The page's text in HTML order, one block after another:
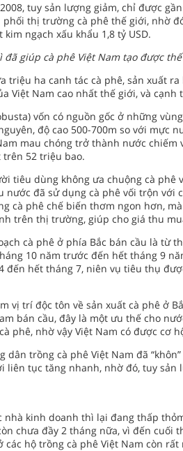
tuy sản lượng giảm, chỉ được
phối thị trường cà phê thế giới, nhờ
kim ngạch xấu khẩu 1,8 tỷ USD.
đã giúp cà phê Việt Nam tạo được
triệu ha canh tác cà phê, sản xuất
Việt Nam cao nhất thế giới, và
vốn có nguồn gốc ở những
độ cao 500-700m so với mực
mau chóng trở thành nước
trên 52 triệu bao.
tiêu dùng không ưa chuộng cà
nước đã sử dụng cà phê vối trộn với
cà phê chế biến thơm ngon hơn,
trên thị trường, giúp cho giá thu
cà phê ở phía Bắc bán cầu là từ
10 năm trước đến hết tháng 9
đến hết tháng 7, niên vụ tiêu thụ
vị trí độc tôn về sản xuất cà phê ở
bán cầu, đây là một ưu thế cho
phê, nhờ vậy Việt Nam có được cơ
dân trồng cà phê Việt Nam đã
liên tục tăng nhanh, nhờ đó, tuy sản
nhà kinh doanh thì lại đang thấp
chưa đầy 2 tháng nữa, vì đến cuối
các hộ trồng cà phê Việt Nam còn